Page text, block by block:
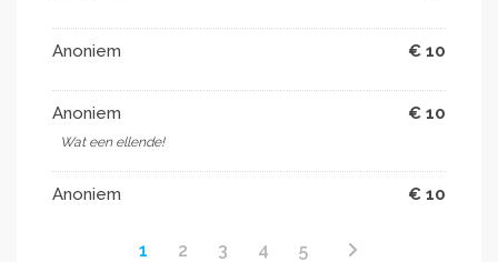
Anoniem € 10
Anoniem € 10
Wat een ellende!
Anoniem € 10
1 2 3 4 5